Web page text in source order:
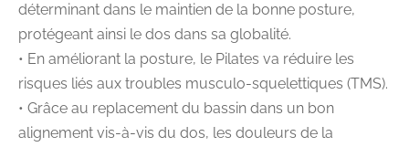
déterminant dans le maintien de la bonne posture,
protégeant ainsi le dos dans sa globalité.
• En améliorant la posture, le Pilates va réduire les
risques liés aux troubles musculo-squelettiques (TMS).
• Grâce au replacement du bassin dans un bon
alignement vis-à-vis du dos, les douleurs de la